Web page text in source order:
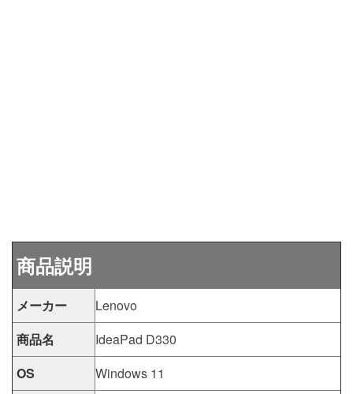
商品説明
メーカー
Lenovo
商品名
IdeaPad D330
OS
Windows 11